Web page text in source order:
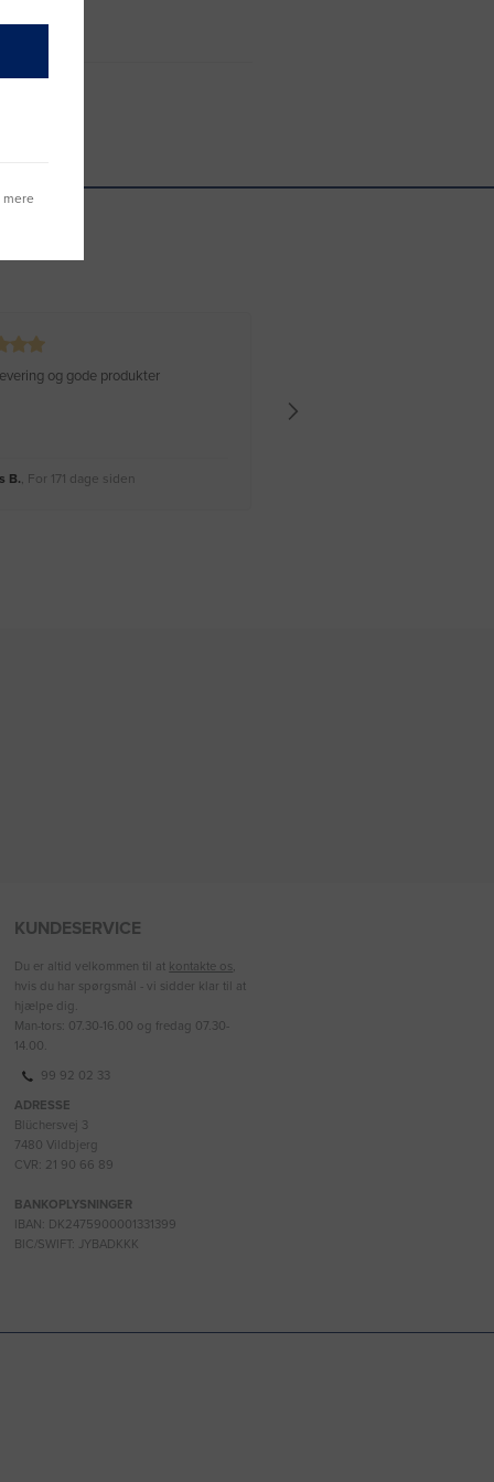
og gode produkter
B., For 171 dage siden
KUNDESERVICE
Du er altid velkommen til at kontakte os,
hvis du har spørgsmål - vi sidder klar til at
hjælpe dig.
Man-tors: 07.30-16.00 og fredag 07.30-
14.00.
99 92 02 33
ADRESSE
Blüchersvej 3
7480 Vildbjerg
CVR: 21 90 66 89
BANKOPLYSNINGER
IBAN: DK2475900001331399
BIC/SWIFT: JYBADKKK